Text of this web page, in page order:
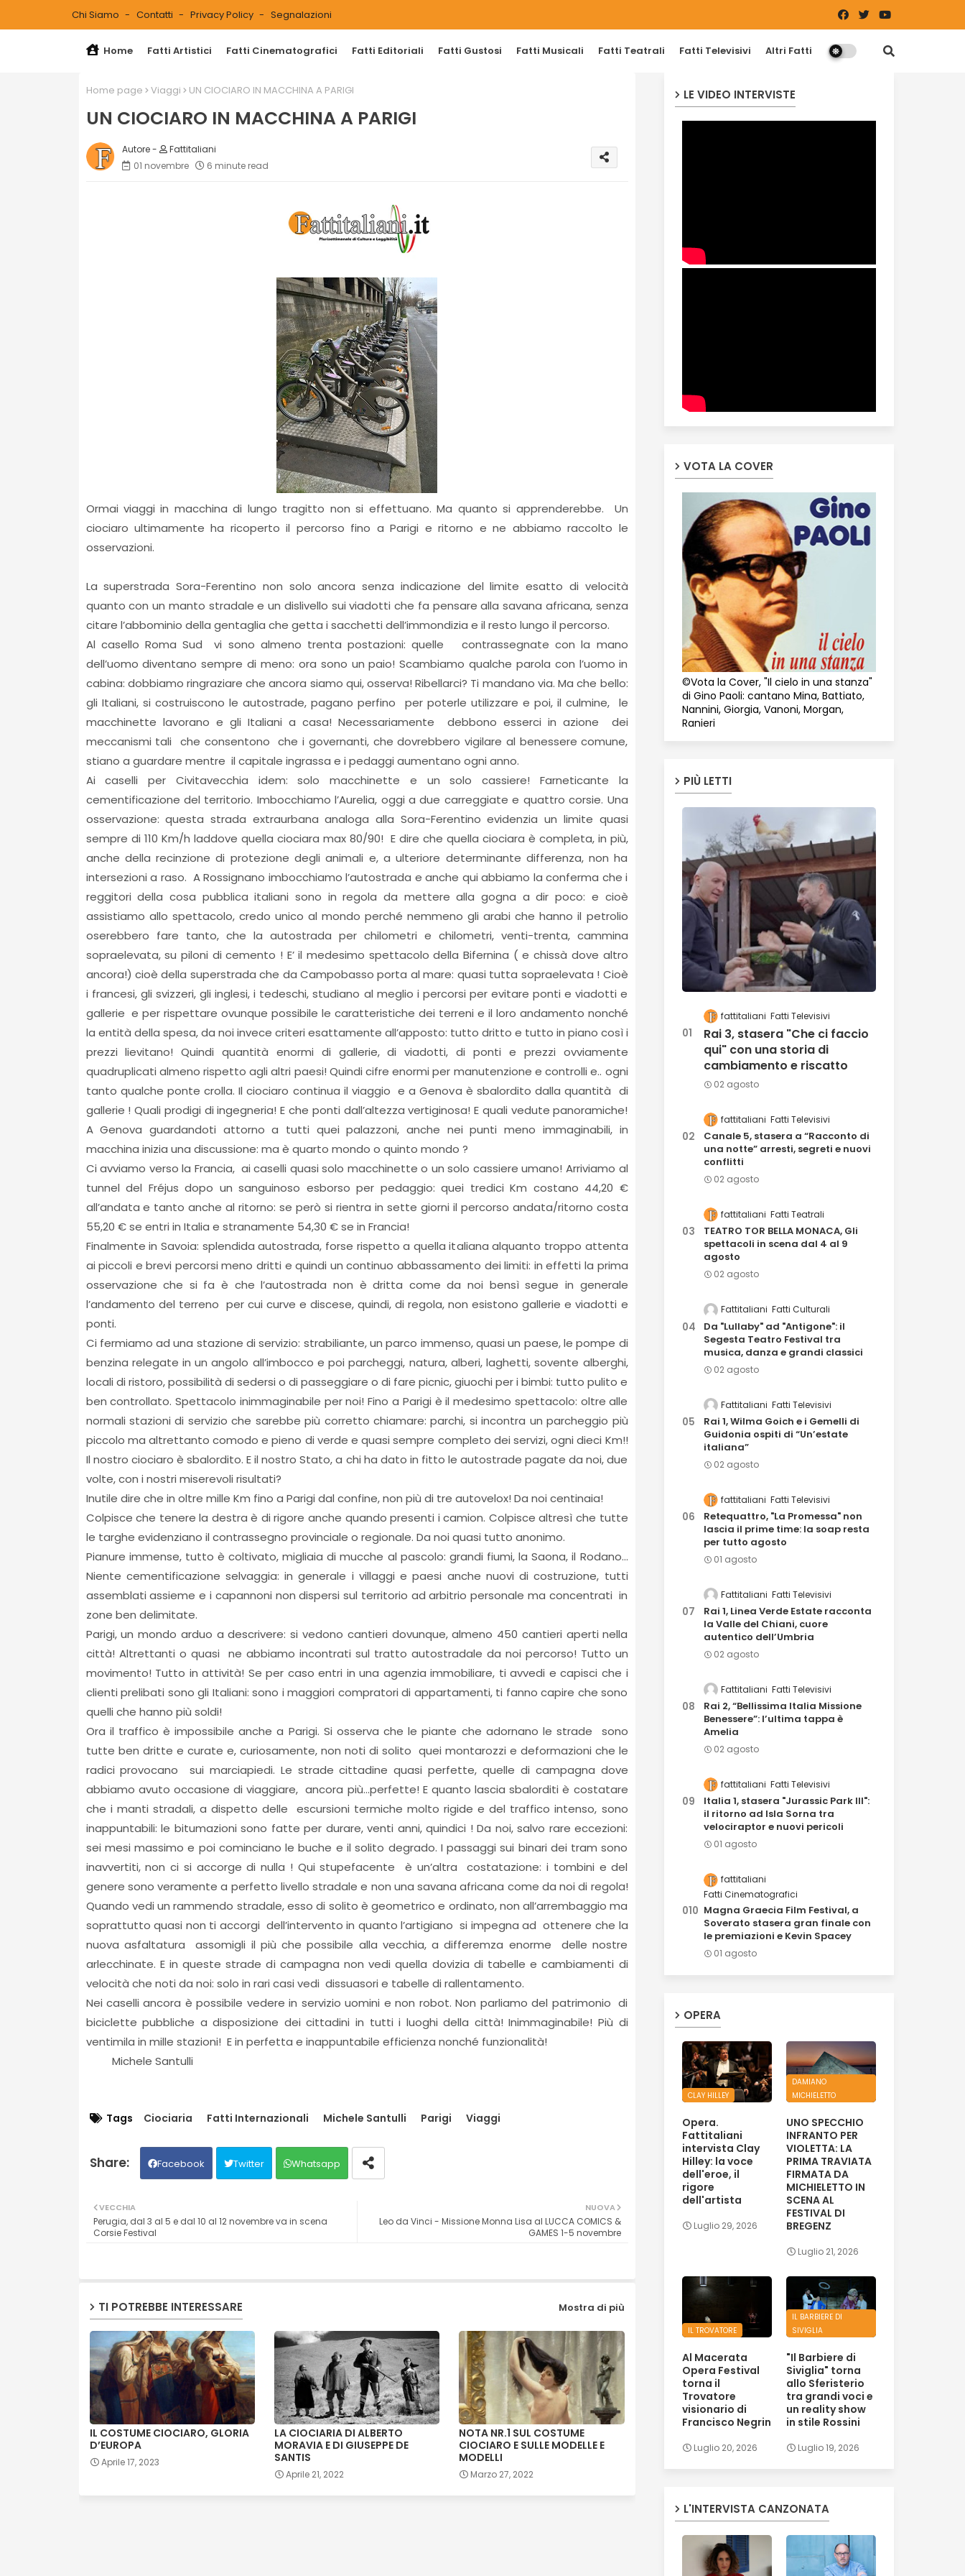
Chi Siamo Contatti Privacy Policy Segnalazioni
Home Fatti Artistici Fatti Cinematografici Fatti Editoriali Fatti Gustosi Fatti Musicali Fatti Teatrali Fatti Televisivi Altri Fatti
Home page Viaggi UN CIOCIARO IN MACCHINA A PARIGI
UN CIOCIARO IN MACCHINA A PARIGI
Fattitaliani
01 novembre
6 minute read
Ormai viaggi in macchina di lungo tragitto non si effettuano. Ma quanto si apprenderebbe. Un
ciociaro ultimamente ha ricoperto il percorso fino a Parigi e ritorno e ne abbiamo raccolto le
osservazioni.
La superstrada Sora-Ferentino non solo ancora senza indicazione del limite esatto di velocità
quanto con un manto stradale e un dislivello sui viadotti che fa pensare alla savana africana, senza
citare l’abbominio della gentaglia che getta i sacchetti dell’immondizia e il resto lungo il percorso.
Al casello Roma Sud vi sono almeno trenta postazioni: quelle contrassegnate con la mano
dell’uomo diventano sempre di meno: ora sono un paio! Scambiamo qualche parola con l’uomo in
cabina: dobbiamo ringraziare che ancora siamo qui, osserva! Ribellarci? Ti mandano via. Ma che bello:
gli Italiani, si costruiscono le autostrade, pagano perfino per poterle utilizzare e poi, il culmine, le
macchinette lavorano e gli Italiani a casa! Necessariamente debbono esserci in azione dei
meccanismi tali che consentono che i governanti, che dovrebbero vigilare al benessere comune,
stiano a guardare mentre il capitale ingrassa e i pedaggi aumentano ogni anno.
Ai caselli per Civitavecchia idem: solo macchinette e un solo cassiere! Farneticante la
cementificazione del territorio. Imbocchiamo l’Aurelia, oggi a due carreggiate e quattro corsie. Una
osservazione: questa strada extraurbana analoga alla Sora-Ferentino evidenzia un limite quasi
sempre di 110 Km/h laddove quella ciociara max 80/90! E dire che quella ciociara è completa, in più,
anche della recinzione di protezione degli animali e, a ulteriore determinante differenza, non ha
intersezioni a raso. A Rossignano imbocchiamo l’autostrada e anche qui abbiamo la conferma che i
reggitori della cosa pubblica italiani sono in regola da mettere alla gogna a dir poco: e cioè
assistiamo allo spettacolo, credo unico al mondo perché nemmeno gli arabi che hanno il petrolio
oserebbero fare tanto, che la autostrada per chilometri e chilometri, venti-trenta, cammina
sopraelevata, su piloni di cemento ! E’ il medesimo spettacolo della Bifernina ( e chissà dove altro
ancora!) cioè della superstrada che da Campobasso porta al mare: quasi tutta sopraelevata ! Cioè
i francesi, gli svizzeri, gli inglesi, i tedeschi, studiano al meglio i percorsi per evitare ponti e viadotti e
gallerie e per rispettare ovunque possibile le caratteristiche dei terreni e il loro andamento nonché
la entità della spesa, da noi invece criteri esattamente all’apposto: tutto dritto e tutto in piano così i
prezzi lievitano! Quindi quantità enormi di gallerie, di viadotti, di ponti e prezzi ovviamente
quadruplicati almeno rispetto agli altri paesi! Quindi cifre enormi per manutenzione e controlli e.. ogni
tanto qualche ponte crolla. Il ciociaro continua il viaggio e a Genova è sbalordito dalla quantità di
gallerie ! Quali prodigi di ingegneria! E che ponti dall’altezza vertiginosa! E quali vedute panoramiche!
A Genova guardandoti attorno a tutti quei palazzoni, anche nei punti meno immaginabili, in
macchina inizia una discussione: ma è quarto mondo o quinto mondo ?
Ci avviamo verso la Francia, ai caselli quasi solo macchinette o un solo cassiere umano! Arriviamo al
tunnel del Fréjus dopo un sanguinoso esborso per pedaggio: quei tredici Km costano 44,20 €
all’andata e tanto anche al ritorno: se però si rientra in sette giorni il percorso andata/ritorno costa
55,20 € se entri in Italia e stranamente 54,30 € se in Francia!
Finalmente in Savoia: splendida autostrada, forse rispetto a quella italiana alquanto troppo attenta
ai piccoli e brevi percorsi meno dritti e quindi un continuo abbassamento dei limiti: in effetti la prima
osservazione che si fa è che l’autostrada non è dritta come da noi bensì segue in generale
l’andamento del terreno per cui curve e discese, quindi, di regola, non esistono gallerie e viadotti e
ponti.
Ci fermiamo ad una stazione di servizio: strabiliante, un parco immenso, quasi un paese, le pompe di
benzina relegate in un angolo all’imbocco e poi parcheggi, natura, alberi, laghetti, sovente alberghi,
locali di ristoro, possibilità di sedersi o di passeggiare o di fare picnic, giuochi per i bimbi: tutto pulito e
ben controllato. Spettacolo inimmaginabile per noi! Fino a Parigi è il medesimo spettacolo: oltre alle
normali stazioni di servizio che sarebbe più corretto chiamare: parchi, si incontra un parcheggio più
piccolo ma altrettanto comodo e pieno di verde e quasi sempre completo dei servizi, ogni dieci Km!!
Il nostro ciociaro è sbalordito. E il nostro Stato, a chi ha dato in fitto le autostrade pagate da noi, due
volte, con i nostri miserevoli risultati?
Inutile dire che in oltre mille Km fino a Parigi dal confine, non più di tre autovelox! Da noi centinaia!
Colpisce che tenere la destra è di rigore anche quando presenti i camion. Colpisce altresì che tutte
le targhe evidenziano il contrassegno provinciale o regionale. Da noi quasi tutto anonimo.
Pianure immense, tutto è coltivato, migliaia di mucche al pascolo: grandi fiumi, la Saona, il Rodano…
Niente cementificazione selvaggia: in generale i villaggi e paesi anche nuovi di costruzione, tutti
assemblati assieme e i capannoni non dispersi sul territorio ad arbitrio personale ma concentrati in
zone ben delimitate.
Parigi, un mondo arduo a descrivere: si vedono cantieri dovunque, almeno 450 cantieri aperti nella
città! Altrettanti o quasi ne abbiamo incontrati sul tratto autostradale da noi percorso! Tutto un
movimento! Tutto in attività! Se per caso entri in una agenzia immobiliare, ti avvedi e capisci che i
clienti prelibati sono gli Italiani: sono i maggiori compratori di appartamenti, ti fanno capire che sono
quelli che hanno più soldi!
Ora il traffico è impossibile anche a Parigi. Si osserva che le piante che adornano le strade sono
tutte ben dritte e curate e, curiosamente, non noti di solito quei montarozzi e deformazioni che le
radici provocano sui marciapiedi. Le strade cittadine quasi perfette, quelle di campagna dove
abbiamo avuto occasione di viaggiare, ancora più…perfette! E quanto lascia sbalorditi è costatare
che i manti stradali, a dispetto delle escursioni termiche molto rigide e del traffico intenso, sono
inappuntabili: le bitumazioni sono fatte per durare, venti anni, quindici ! Da noi, salvo rare eccezioni:
sei mesi massimo e poi cominciano le buche e il solito degrado. I passaggi sui binari dei tram sono
inavvertiti, non ci si accorge di nulla ! Qui stupefacente è un’altra costatazione: i tombini e del
genere sono veramente a perfetto livello stradale e non una savana africana come da noi di regola!
Quando vedi un rammendo stradale, esso di solito è geometrico e ordinato, non all’arrembaggio ma
soprattutto quasi non ti accorgi dell’intervento in quanto l’artigiano si impegna ad ottenere che la
nuova asfaltatura assomigli il più che possibile alla vecchia, a differemza enorme delle nostre
arlecchinate. E in queste strade di campagna non vedi quella dovizia di tabelle e cambiamenti di
velocità che noti da noi: solo in rari casi vedi dissuasori e tabelle di rallentamento.
Nei caselli ancora è possibile vedere in servizio uomini e non robot. Non parliamo del patrimonio di
biciclette pubbliche a disposizione dei cittadini in tutti i luoghi della città! Inimmaginabile! Più di
ventimila in mille stazioni! E in perfetta e inappuntabile efficienza nonché funzionalità!
Michele Santulli
Tags Ciociaria Fatti Internazionali Michele Santulli Parigi Viaggi
Facebook Twitter Whatsapp
NUOVA
Leo da Vinci - Missione Monna Lisa al LUCCA COMICS &
GAMES 1-5 novembre
VECCHIA
Perugia, dal 3 al 5 e dal 10 al 12 novembre va in scena
Corsie Festival
TI POTREBBE INTERESSARE Mostra di più
IL COSTUME CIOCIARO, GLORIA
D’EUROPA
Aprile 17, 2023
LA CIOCIARIA DI ALBERTO
MORAVIA E DI GIUSEPPE DE
SANTIS
Aprile 21, 2022
NOTA NR.1 SUL COSTUME
CIOCIARO E SULLE MODELLE E
MODELLI
Marzo 27, 2022
LE VIDEO INTERVISTE
VOTA LA COVER
©Vota la Cover, "Il cielo in una stanza"
di Gino Paoli: cantano Mina, Battiato,
Nannini, Giorgia, Vanoni, Morgan,
Ranieri
PIÙ LETTI
fattitaliani Fatti Televisivi
Rai 3, stasera "Che ci faccio
qui" con una storia di
cambiamento e riscatto
02 agosto
fattitaliani Fatti Televisivi
Canale 5, stasera a “Racconto di
una notte” arresti, segreti e nuovi
conflitti
02 agosto
fattitaliani Fatti Teatrali
TEATRO TOR BELLA MONACA, Gli
spettacoli in scena dal 4 al 9
agosto
02 agosto
Fattitaliani Fatti Culturali
Da "Lullaby" ad "Antigone": il
Segesta Teatro Festival tra
musica, danza e grandi classici
02 agosto
Fattitaliani Fatti Televisivi
Rai 1, Wilma Goich e i Gemelli di
Guidonia ospiti di “Un’estate
italiana”
02 agosto
fattitaliani Fatti Televisivi
Retequattro, "La Promessa" non
lascia il prime time: la soap resta
per tutto agosto
01 agosto
Fattitaliani Fatti Televisivi
Rai 1, Linea Verde Estate racconta
la Valle del Chiani, cuore
autentico dell’Umbria
02 agosto
Fattitaliani Fatti Televisivi
Rai 2, “Bellissima Italia Missione
Benessere”: l’ultima tappa è
Amelia
02 agosto
fattitaliani Fatti Televisivi
Italia 1, stasera "Jurassic Park III":
il ritorno ad Isla Sorna tra
velociraptor e nuovi pericoli
01 agosto
fattitaliani
Fatti Cinematografici
Magna Graecia Film Festival, a
Soverato stasera gran finale con
le premiazioni e Kevin Spacey
01 agosto
OPERA
CLAY HILLEY
Opera.
Fattitaliani
intervista Clay
Hilley: la voce
dell'eroe, il
rigore
dell'artista
Luglio 29, 2026
DAMIANO
MICHIELETTO
UNO SPECCHIO
INFRANTO PER
VIOLETTA: LA
PRIMA TRAVIATA
FIRMATA DA
MICHIELETTO IN
SCENA AL
FESTIVAL DI
BREGENZ
Luglio 21, 2026
IL TROVATORE
Al Macerata
Opera Festival
torna il
Trovatore
visionario di
Francisco Negrin
Luglio 20, 2026
IL BARBIERE DI
SIVIGLIA
"Il Barbiere di
Siviglia" torna
allo Sferisterio
tra grandi voci e
un reality show
in stile Rossini
Luglio 19, 2026
L'INTERVISTA CANZONATA